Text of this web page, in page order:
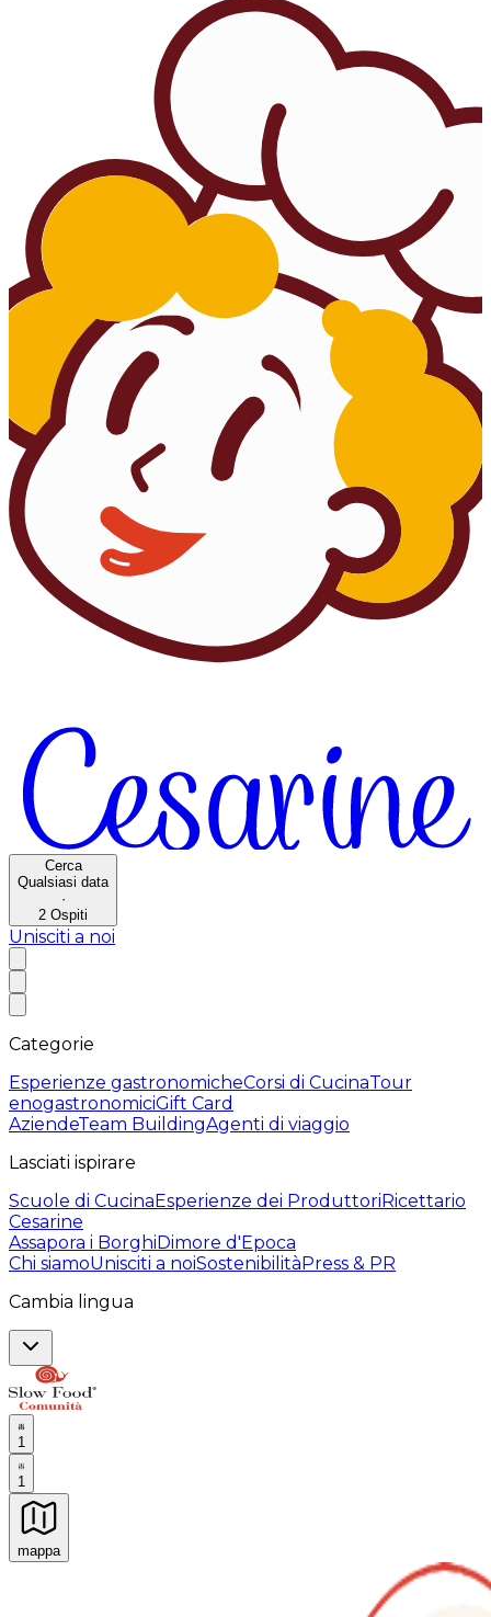
Cerca
Qualsiasi data
·
2 Ospiti
Unisciti a noi
Categorie
Esperienze gastronomicheCorsi di CucinaTour
enogastronomiciGift Card
AziendeTeam BuildingAgenti di viaggio
Lasciati ispirare
Scuole di CucinaEsperienze dei ProduttoriRicettario
Cesarine
Assapora i BorghiDimore d'Epoca
Chi siamoUnisciti a noiSostenibilitàPress & PR
Cambia lingua
1
1
mappa
Esperienze culinarie indimenticabili: Esperienze